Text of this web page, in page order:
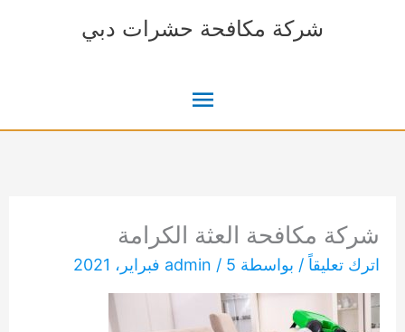
شركة مكافحة حشرات دبي
القائمة
شركة مكافحة العثة الكرامة
اترك تعليقاً / بواسطة admin / 5 فبراير، 2021